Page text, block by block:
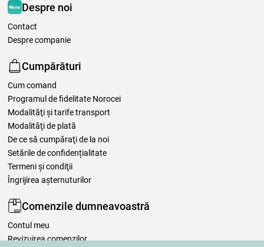
Despre noi
Contact
Despre companie
Cumpărături
Cum comand
Programul de fidelitate Norocei
Modalităţi şi tarife transport
Modalităţi de plată
De ce să cumpăraţi de la noi
Setările de confidențialitate
Termeni şi condiţii
Îngrijirea așternuturilor
Comenzile dumneavoastră
Contul meu
Revizuirea comenzilor